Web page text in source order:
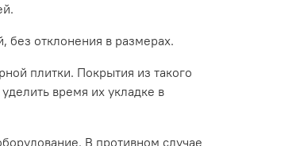
без отклонения в размерах.
плитки. Покрытия из такого
время их укладке в
В противном случае